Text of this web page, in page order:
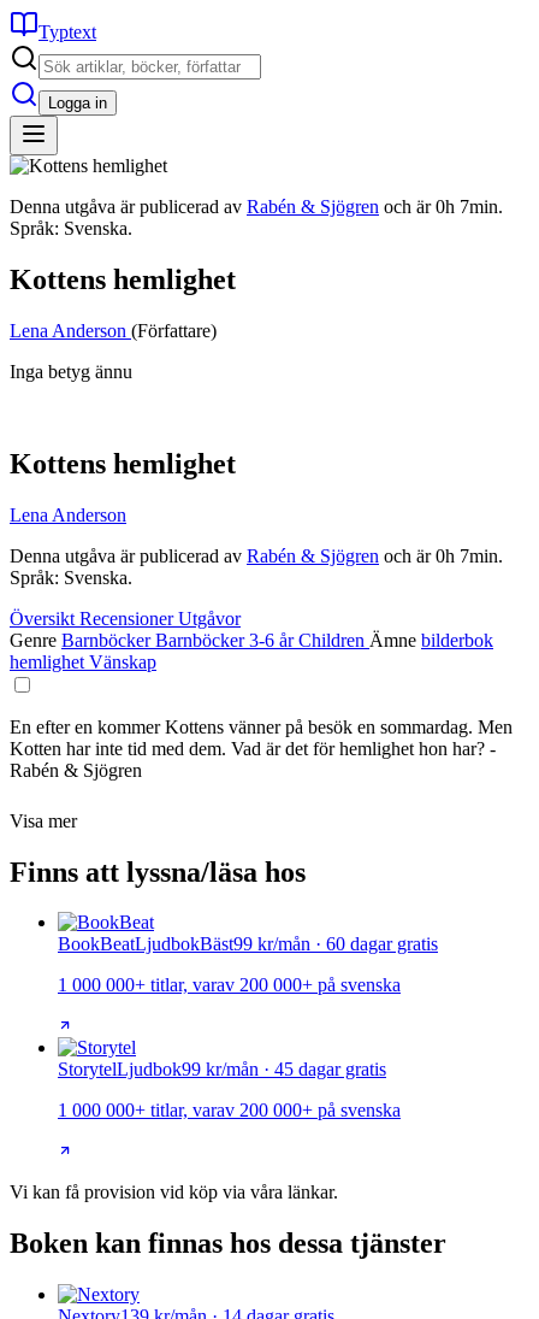
Typtext
Logga in
Denna utgåva är publicerad av Rabén & Sjögren och är 0h 7min.
Språk: Svenska.
Kottens hemlighet
Lena Anderson (Författare)
Inga betyg ännu
Kottens hemlighet
Lena Anderson
Denna utgåva är publicerad av Rabén & Sjögren och är 0h 7min.
Språk: Svenska.
Översikt RecensionerUtgåvor
Genre BarnböckerBarnböcker 3-6 årChildren Ämne bilderbok
hemlighet Vänskap
En efter en kommer Kottens vänner på besök en sommardag. Men
Kotten har inte tid med dem. Vad är det för hemlighet hon har? -
Rabén & Sjögren
Visa mer
Finns att lyssna/läsa hos
BookBeatLjudbokBäst99 kr/mån · 60 dagar gratis
1 000 000+ titlar, varav 200 000+ på svenska
StorytelLjudbok99 kr/mån · 45 dagar gratis
1 000 000+ titlar, varav 200 000+ på svenska
Vi kan få provision vid köp via våra länkar.
Boken kan finnas hos dessa tjänster